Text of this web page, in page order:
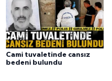
Cami tuvaletinde cansız
bedeni bulundu